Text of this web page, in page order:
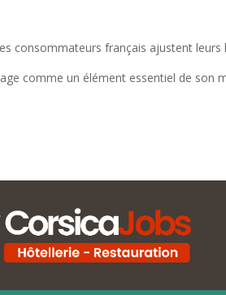
consommateurs français ajustent
comme un élément essentiel de